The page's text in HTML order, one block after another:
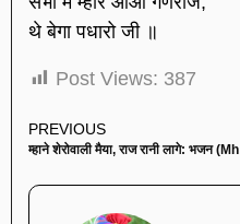
थे बेगा पधारो जी ॥
Post Views: 387
PREVIOUS